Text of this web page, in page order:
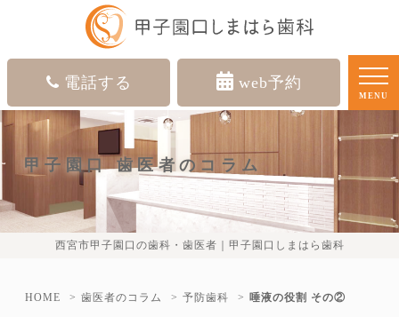
電話する web予約
MENU
甲子園口 歯医者のコラム
西宮市甲子園口の歯科・歯医者｜甲子園口しまはら歯科
HOME 歯医者のコラム 予防歯科 唾液の役割 その②